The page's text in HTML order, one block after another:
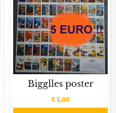
Bigglles poster
€ 5,00